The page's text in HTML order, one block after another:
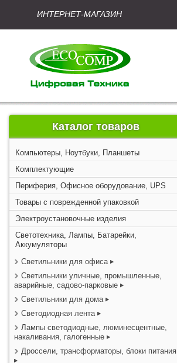
ИНТЕРНЕТ-МАГАЗИН
Каталог товаров
Компьютеры, Ноутбуки, Планшеты
Комплектующие
Периферия, Офисное оборудование, UPS
Товары с поврежденной упаковкой
Электроустановочные изделия
Светотехника, Лампы, Батарейки,
Аккумуляторы
Светильники для офиса
Светильники уличные, промышленные,
аварийные, садово-парковые
Светильники для дома
Светодиодная лента
Лампы светодиодные, люминесцентные,
накаливания, галогенные
Дроссели, трансформаторы, блоки питания